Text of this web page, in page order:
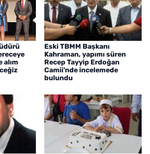
alım
Eski TBMM Başkanı
Kahraman, yapımı süren
Recep Tayyip Erdoğan
Camii'nde incelemede
bulundu